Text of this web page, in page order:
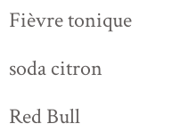
Fièvre tonique
soda citron
Red Bull